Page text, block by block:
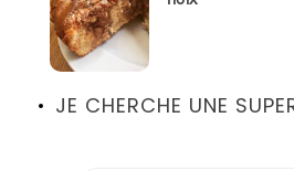
JE CHERCHE UNE